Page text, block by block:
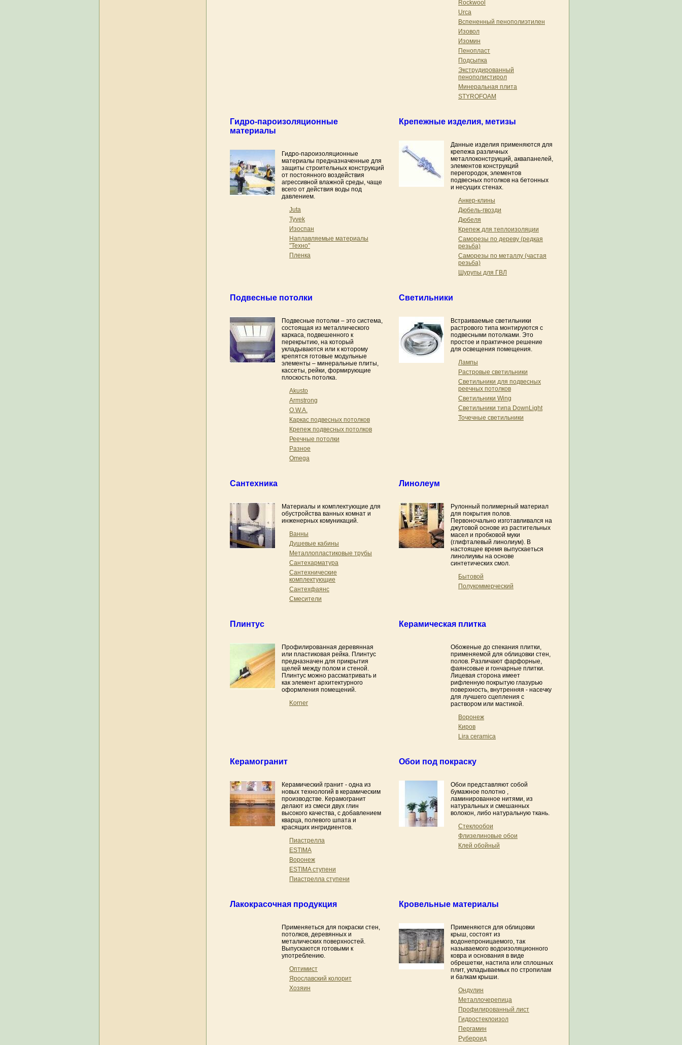
Rockwool
Urca
Вспененный пенополиэтилен
Изовол
Изомин
Пенопласт
Подсыпка
Экструдированный
пенополистирол
Минеральная плита
STYROFOAM
Гидро-пароизоляционные
материалы
Гидро-пароизоляционные
материалы предназначенные для
защиты строительных конструкций
от постоянного воздействия
агрессивной влажной среды, чаще
всего от действия воды под
давлением.
Juta
Tyvek
Изоспан
Наплавляемые материалы
"Техно"
Пленка
Крепежные изделия, метизы
Данные изделия применяются для
крепежа различных
металлоконструкций, аквапанелей,
элементов конструкций
перегородок, элементов
подвесных потолков на бетонных
и несущих стенах.
Анкер-клины
Дюбель-гвозди
Дюбеля
Крепеж для теплоизоляции
Саморезы по дереву (редкая
резьба)
Саморезы по металлу (частая
резьба)
Шурупы для ГВЛ
Подвесные потолки
Подвесные потолки – это система,
состоящая из металлического
каркаса, подвешенного к
перекрытию, на который
укладываются или к которому
крепятся готовые модульные
элементы – минеральные плиты,
кассеты, рейки, формирующие
плоскость потолка.
Akusto
Armstrong
O.W.A.
Каркас подвесных потолков
Крепеж подвесных потолков
Реечные потолки
Разное
Omega
Светильники
Встраиваемые светильники
растрового типа монтируются с
подвесными потолками. Это
простое и практичное решение
для освещения помещения.
Лампы
Растровые светильники
Светильники для подвесных
реечных потолков
Светильники Wing
Светильники типа DownLight
Точечные светильники
Сантехника
Материалы и комплектующие для
обустройства ванных комнат и
инженерных комуникаций.
Ванны
Душевые кабины
Металлопластиковые трубы
Сантехарматура
Сантехнические
комплектующие
Сантехфаянс
Смесители
Линолеум
Рулонный полимерный материал
для покрытия полов.
Первоночально изготавливался на
джутовой основе из растительных
масел и пробковой муки
(глифталевый линолиум). В
настоящее время выпускаеться
линолиумы на основе
синтетических смол.
Бытовой
Полукоммерческий
Плинтус
Профилированная деревянная
или пластиковая рейка. Плинтус
предназначен для прикрытия
щелей между полом и стеной.
Плинтус можно рассматривать и
как элемент архитектурного
оформления помещений.
Korner
Керамическая плитка
Обоженые до спекания плитки,
применяемой для облицовки стен,
полов. Различают фарфорные,
фаянсовые и гончарные плитки.
Лицевая сторона имеет
рифленную покрытую глазурью
поверхность, внутренняя - насечку
для лучшего сцепления с
раствором или мастикой.
Воронеж
Киров
Lira ceramica
Керамогранит
Керамический гранит - одна из
новых технологий в керамическим
производстве. Керамогранит
делают из смеси двух глин
высокого качества, с добавлением
кварца, полевого шпата и
красящих ингридиентов.
Пиастрелла
ESTIMA
Воронеж
ESTIMA ступени
Пиастрелла ступени
Обои под покраску
Обои представляют собой
бумажное полотно ,
ламинированное нитями, из
натуральных и смешанных
волокон, либо натуральную ткань.
Стеклообои
Флизелиновые обои
Клей обойный
Лакокрасочная продукция
Применяеться для покраски стен,
потолков, деревянных и
металических поверхностей.
Выпускаются готовыми к
употреблению.
Оптимист
Ярославский колорит
Хозяин
Кровельные материалы
Применяются для облицовки
крыш, состоят из
водонепроницаемого, так
называемого водоизоляционного
ковра и основания в виде
обрешетки, настила или сплошных
плит, укладываемых по стропилам
и балкам крыши.
Ондулин
Металлочерепица
Профилированный лист
Гидростеклоизол
Пергамин
Рубероид